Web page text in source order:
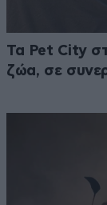
Τα Pet City
ζώα, σε